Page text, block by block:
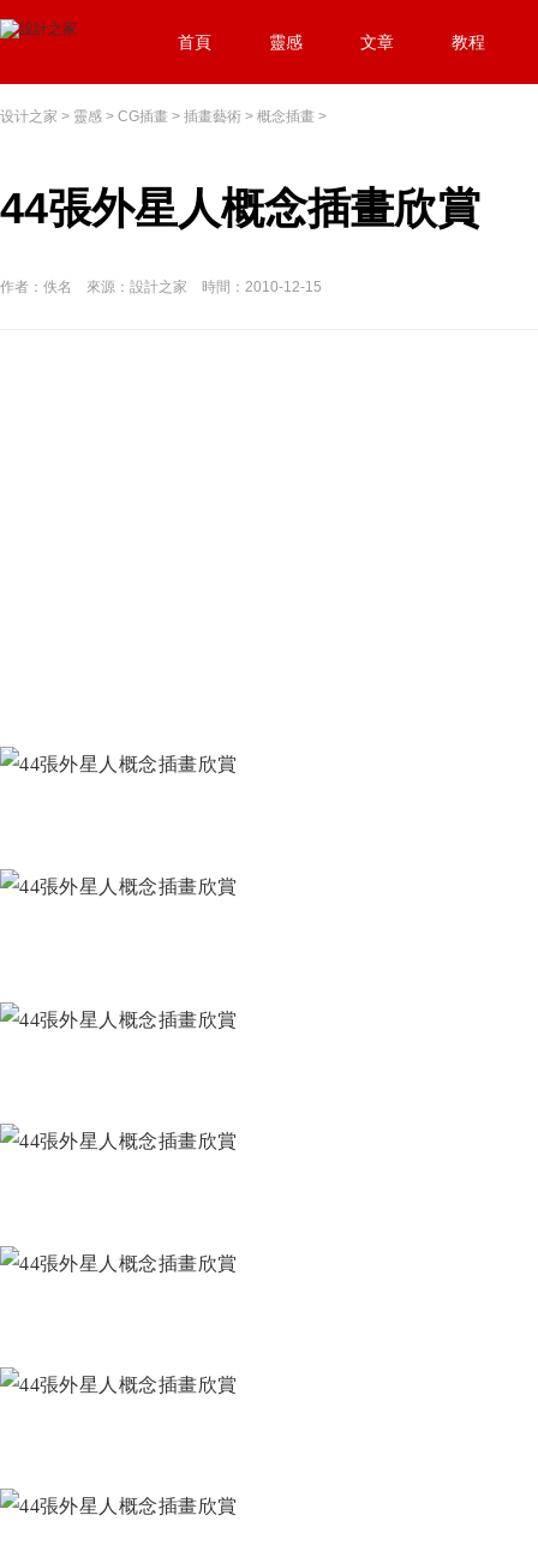
首頁 靈感 文章 教程
设计之家 > 靈感 > CG插畫 > 插畫藝術 > 概念插畫 >
44張外星人概念插畫欣賞
作者：佚名 來源：設計之家 時間：2010-12-15